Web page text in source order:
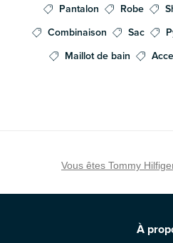
Pantalon
Robe
Combinaison
Sac
Maillot de bain
Vous êtes Tommy
À